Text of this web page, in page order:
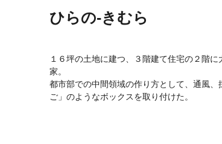
ひらの-きむら
１６坪の土地に建つ、３階建て住宅の２階
家。
都市部での中間領域の作り方として、通風
ご」のようなボックスを取り付けた。